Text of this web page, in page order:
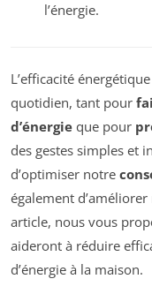
l’énergie.
L’efficacité
quotidien, tant pour
d’énergie que pour
des gestes simples et
d’optimiser notre
également
article, nous vous
aideront à réduire
d’énergie à la maison.